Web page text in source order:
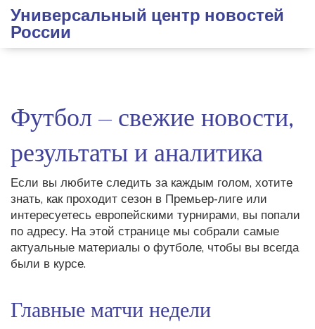
Универсальный центр новостей
России
Футбол – свежие новости,
результаты и аналитика
Если вы любите следить за каждым голом, хотите
знать, как проходит сезон в Премьер‑лиге или
интересуетесь европейскими турнирами, вы попали
по адресу. На этой странице мы собрали самые
актуальные материалы о футболе, чтобы вы всегда
были в курсе.
Главные матчи недели